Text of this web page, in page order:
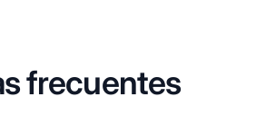
frecuentes